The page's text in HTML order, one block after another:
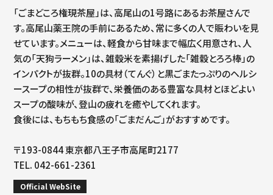
「ごまどころ権現茶屋」は、高尾山の1号路にあるお茶屋さんで
す。高尾山薬王院の手前にあるため、常に多くの人で賑わいを見
せています。メニューは、軽食から甘味まで幅広く用意され、人
気の「天狗ラーメン」は、雑穀米を素揚げした「雑穀とろろ棒」の
インパクトが抜群。10の具材（てんぐ）と黒ごまたっぷりのヘルシ
ースープの相性が抜群で、栄養価のある豊富な具材とほどよい
スープの酸味が、登山の疲れを癒やしてくれます。
食後には、もちもち食感の「ごまだんご」がおすすめです。
〒193-0844 東京都八王子市高尾町2177
TEL. 042-661-2361
Official WebSite